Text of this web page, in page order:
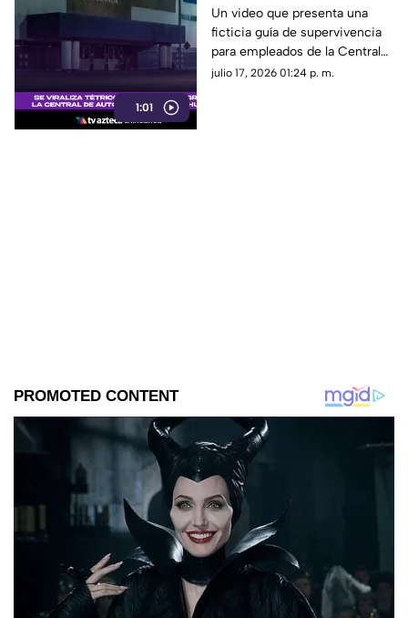
1:01
de Chihuahua que
causa furor en redes
sociales
Un video que presenta una
ficticia guía de supervivencia
para empleados de la Central
de Autobuses de Chihuahua ha
julio 17, 2026 01:24 p. m.